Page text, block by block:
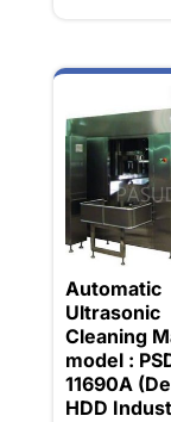
Automatic
Ultrasonic
Cleaning
model :
11690A
HDD